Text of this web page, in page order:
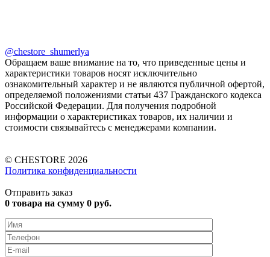
@chestore_shumerlya
Обращаем ваше внимание на то, что приведенные цены и
характеристики товаров носят исключительно
ознакомительный характер и не являются публичной офертой,
определяемой положениями статьи 437 Гражданского кодекса
Российской Федерации. Для получения подробной
информации о характеристиках товаров, их наличии и
стоимости связывайтесь с менеджерами компании.
© CHESTORE 2026
Политика конфиденциальности
Отправить заказ
0 товара на сумму 0 руб.